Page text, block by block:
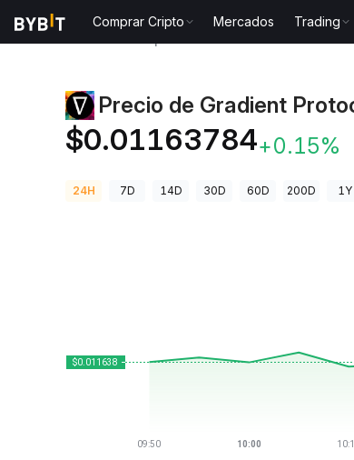
Comprar Cripto Mercados Trading
Precio de Gradient
$0.01163784+0.15%
24H 7D 14D 30D 60D 200D 1Y